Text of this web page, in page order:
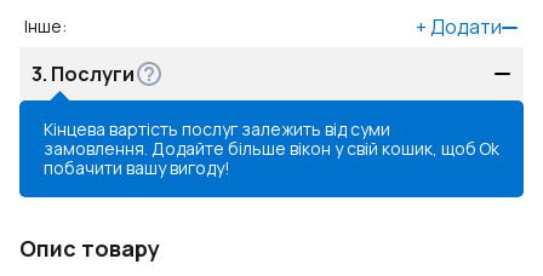
Інше: +Додати
3. Послуги
Кінцева вартість послуг залежить від суми
замовлення. Додайте більше вікон у свій кошик, щоб
побачити вашу вигоду!
Ok
Опис товару